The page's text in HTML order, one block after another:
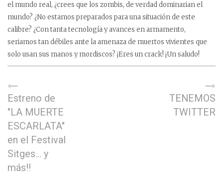
el mundo real, ¿crees que los zombis, de verdad dominarian el
mundo? ¿No estamos preparados para una situación de este
calibre? ¿Con tanta tecnología y avances en armamento,
seriamos tan débiles ante la amenaza de muertos vivientes que
solo usan sus manos y mordiscos? ¡Eres un crack! ¡Un saludo!
Estreno de
"LA MUERTE
ESCARLATA"
en el Festival
Sitges… y
más!!
TENEMOS
TWITTER